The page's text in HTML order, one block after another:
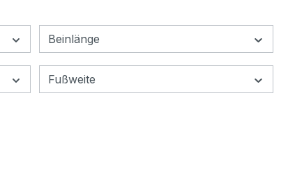
Beinlänge
Fußweite